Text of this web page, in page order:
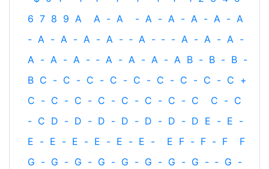
6 7 8 9 A A - A - A - A - A - A - A
- A - A - A - A - ‐ A - ‐ - A - A - A -
A - A - A - ‐ A - A - A - A B - B - B -
B C - C - C - C - C - C - C - C - C +
C - C - C - C - C - C - C - C C - C
- C D - D - D - D - D - D - D E - E -
E - E - E - E - E - E - E F - F - F
F
G - G - G - G - G - G - G - G - ‐ G -